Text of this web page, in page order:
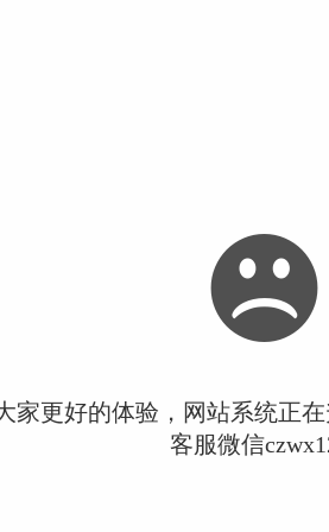
家更好的体验，网站系统正
客服微信